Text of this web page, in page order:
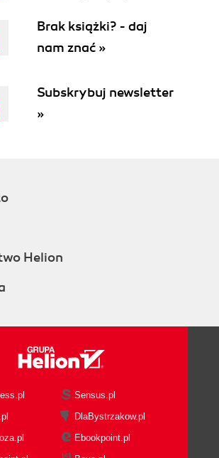
Brak książki? - daj
nam znać »
Subskrybuj newsletter
»
Helion
Sensus.pl
DlaBystrzakow.pl
Ebookpoint.pl